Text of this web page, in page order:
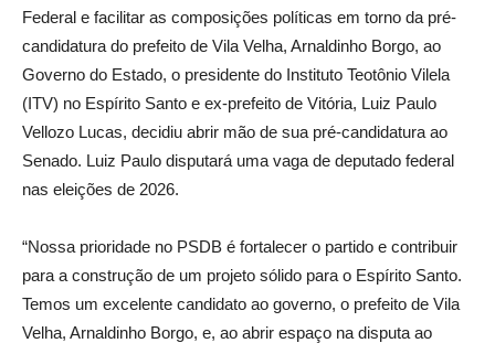
Federal e facilitar as composições políticas em torno da pré-
candidatura do prefeito de Vila Velha, Arnaldinho Borgo, ao
Governo do Estado, o presidente do Instituto Teotônio Vilela
(ITV) no Espírito Santo e ex-prefeito de Vitória, Luiz Paulo
Vellozo Lucas, decidiu abrir mão de sua pré-candidatura ao
Senado. Luiz Paulo disputará uma vaga de deputado federal
nas eleições de 2026.
“Nossa prioridade no PSDB é fortalecer o partido e contribuir
para a construção de um projeto sólido para o Espírito Santo.
Temos um excelente candidato ao governo, o prefeito de Vila
Velha, Arnaldinho Borgo, e, ao abrir espaço na disputa ao